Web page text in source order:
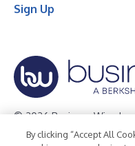
Sign Up
© 2026 Business Wire, Inc.
Privacy Policy Cookie
By clicking “Accept All